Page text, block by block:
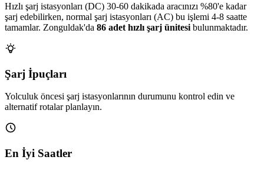
Hızlı şarj istasyonları (DC) 30-60 dakikada aracınızı %80'e kadar
şarj edebilirken, normal şarj istasyonları (AC) bu işlemi 4-8 saatte
tamamlar. Zonguldak'da 86 adet hızlı şarj ünitesi bulunmaktadır.
Şarj İpuçları
Yolculuk öncesi şarj istasyonlarının durumunu kontrol edin ve
alternatif rotalar planlayın.
En İyi Saatler